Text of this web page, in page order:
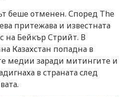
беше отменен. Според The
притежава и известната
на Бейкър Стрийт. В
Казахстан попадна в
медии заради митингите и
в страната след